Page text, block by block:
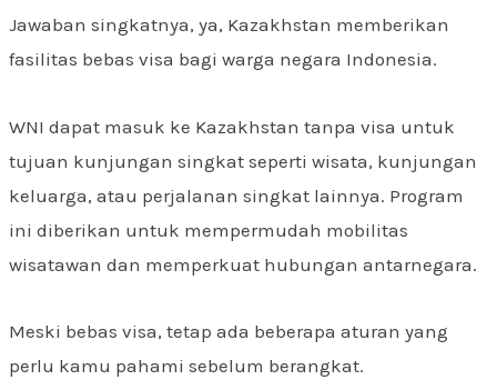
Jawaban singkatnya, ya, Kazakhstan memberikan
fasilitas bebas visa bagi warga negara Indonesia.
WNI dapat masuk ke Kazakhstan tanpa visa untuk
tujuan kunjungan singkat seperti wisata, kunjungan
keluarga, atau perjalanan singkat lainnya. Program
ini diberikan untuk mempermudah mobilitas
wisatawan dan memperkuat hubungan antarnegara.
Meski bebas visa, tetap ada beberapa aturan yang
perlu kamu pahami sebelum berangkat.